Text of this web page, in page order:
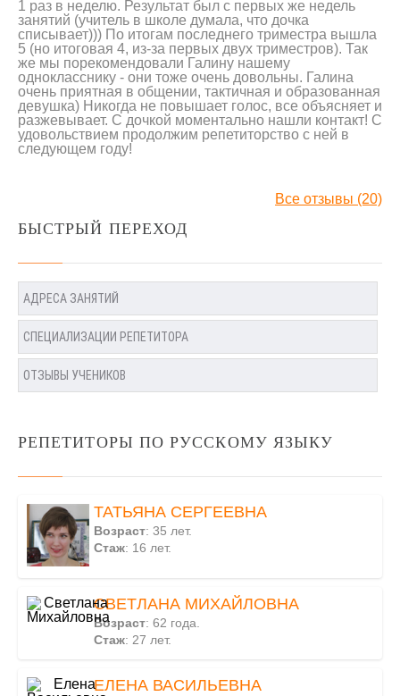
1 раз в неделю. Результат был с первых же недель
занятий (учитель в школе думала, что дочка
списывает))) По итогам последнего триместра вышла
5 (но итоговая 4, из-за первых двух триместров). Так
же мы порекомендовали Галину нашему
однокласснику - они тоже очень довольны. Галина
очень приятная в общении, тактичная и образованная
девушка) Никогда не повышает голос, все объясняет и
разжевывает. С дочкой моментально нашли контакт! С
удовольствием продолжим репетиторство с ней в
следующем году!
Все отзывы (20)
БЫСТРЫЙ ПЕРЕХОД
АДРЕСА ЗАНЯТИЙ
СПЕЦИАЛИЗАЦИИ РЕПЕТИТОРА
ОТЗЫВЫ УЧЕНИКОВ
РЕПЕТИТОРЫ ПО РУССКОМУ ЯЗЫКУ
ТАТЬЯНА СЕРГЕЕВНА
Возраст: 35 лет.
Стаж: 16 лет.
СВЕТЛАНА МИХАЙЛОВНА
Возраст: 62 года.
Стаж: 27 лет.
ЕЛЕНА ВАСИЛЬЕВНА